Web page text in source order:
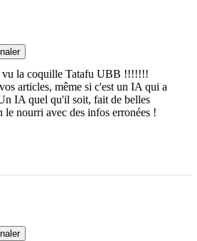
vu la coquille Tatafu UBB !!!!!!!
articles, même si c'est un IA qui a
IA quel qu'il soit, fait de belles
le nourri avec des infos erronées !